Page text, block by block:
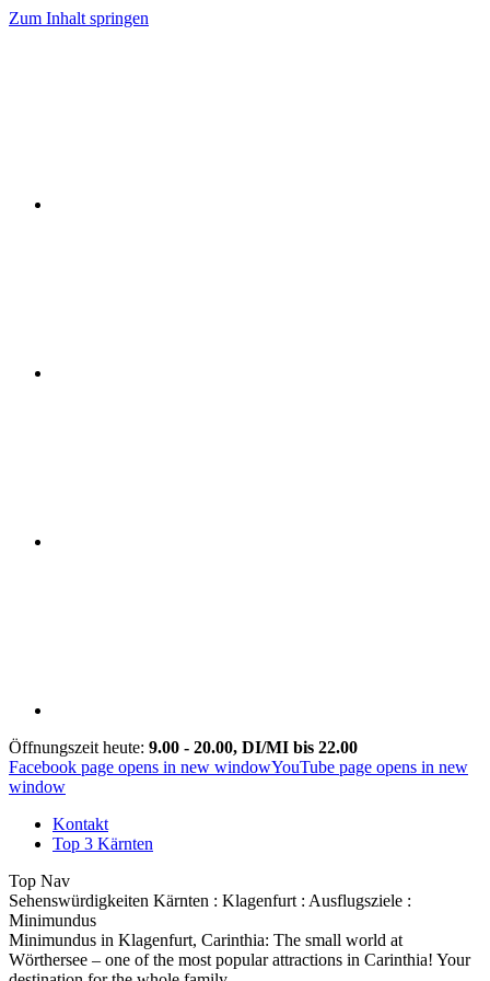
Zum Inhalt springen
Öffnungszeit heute: 9.00 - 20.00, DI/MI bis 22.00
Facebook page opens in new windowYouTube page opens in new
window
Kontakt
Top 3 Kärnten
Top Nav
Sehenswürdigkeiten Kärnten : Klagenfurt : Ausflugsziele :
Minimundus
Minimundus in Klagenfurt, Carinthia: The small world at
Wörthersee – one of the most popular attractions in Carinthia! Your